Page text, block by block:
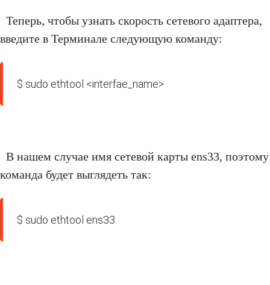
Теперь, чтобы узнать скорость сетевого адаптера,
введите в Терминале следующую команду:
$ sudo ethtool <interfae_name>
В нашем случае имя сетевой карты ens33, поэтому
команда будет выглядеть так:
$ sudo ethtool ens33